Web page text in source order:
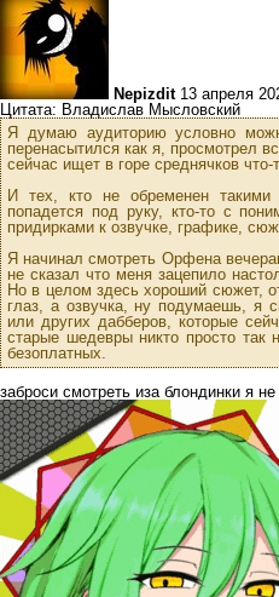
Nepizdit 13 апреля
Цитата: Владислав Мысловский
Я думаю аудиторию условно
перенасытился как я, просмотрел
сейчас ищет в горе среднячков что-
И тех, кто не обременен такими
попадется под руку, кто-то с
придирками к озвучке, графике,
Я начинал смотреть Орфена
не сказал что меня зацепило
Но в целом здесь хороший сюжет,
глаз, а озвучка, ну подумаешь, я
или других дабберов, которые
старые шедевры никто просто так
безоплатных.
заброси смотреть иза блондинки я